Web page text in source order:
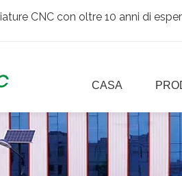
CNC con oltre 10 anni di
CASA